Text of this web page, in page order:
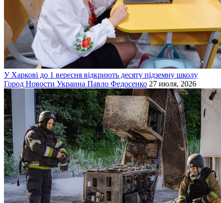
У Харкові до 1 вересня відкриють десяту підземну школу
Город Новости Украина Павло Федосенко 27 июля, 2026